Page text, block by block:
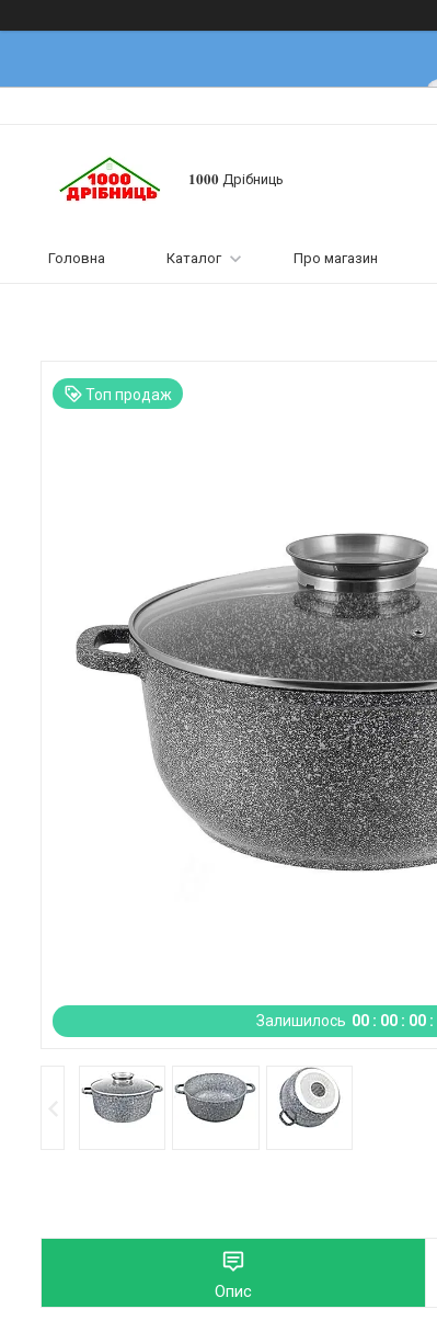
𝟏𝟎𝟎𝟎 Дрібниць
Головна Каталог Про магазин
Залишилось 00 00 00
Топ продаж
Опис